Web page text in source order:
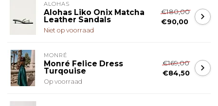
ALOHAS
Alohas Liko Onix Matcha
Leather Sandals
Niet op voorraad
€180,00
€90,00
MONRÉ
Monré Felice Dress
Turqouise
Op voorraad
€169,00
€84,50